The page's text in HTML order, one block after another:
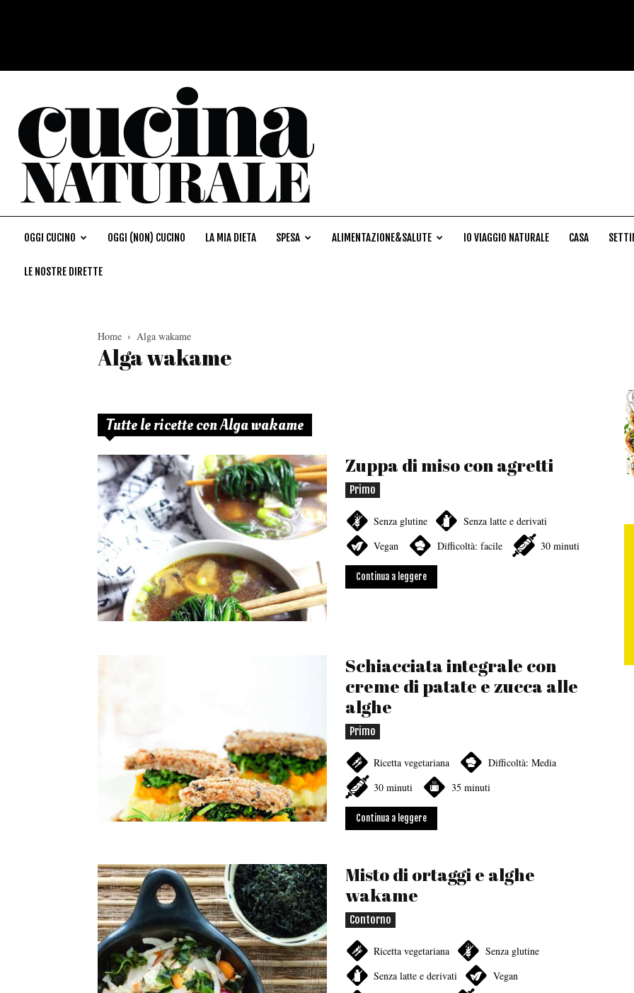
OGGI CUCINO OGGI (NON) CUCINO LA MIA DIETA SPESA ALIMENTAZIONE&SALUTE IO VIAGGIO NATURALE CASA
LE NOSTRE DIRETTE
Home Alga wakame
Alga wakame
Tutte le ricette con Alga wakame
Zuppa di miso con agretti
Primo
Senza glutine
Senza latte e derivati
Vegan
Difficoltà: facile 30 minuti
Continua a leggere
Schiacciata integrale con
creme di patate e zucca alle
alghe
Primo
Ricetta vegetariana
Difficoltà: Media
30 minuti
35 minuti
Continua a leggere
Misto di ortaggi e alghe
wakame
Contorno
Ricetta vegetariana
Senza glutine
Senza latte e derivati
Vegan